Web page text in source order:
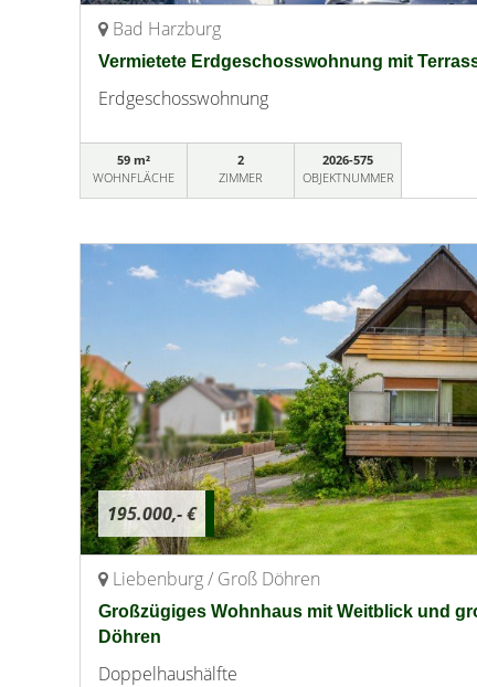
Bad Harzburg
Vermietete Erdgeschosswohnung mit
Erdgeschosswohnung
59 m²
WOHNFLÄCHE
2
ZIMMER
2026-575
OBJEKTNUMMER
195.000,- €
Liebenburg / Groß Döhren
Großzügiges Wohnhaus mit Weitblick und
Döhren
Doppelhaushälfte